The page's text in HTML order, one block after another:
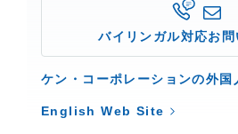
バイリンガル対応お問
ケン・コーポレーションの外国
English Web Site